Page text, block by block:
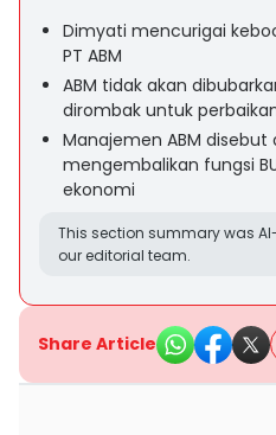
Dimyati mencurigai
PT ABM
ABM tidak akan
dirombak untuk
Manajemen ABM
mengembalikan fungsi
ekonomi
This section summary was
our editorial team.
Share Article